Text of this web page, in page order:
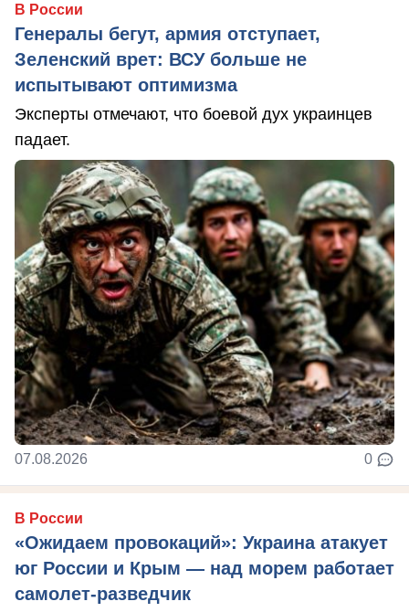
В России
Генералы бегут, армия отступает,
Зеленский врет: ВСУ больше не
испытывают оптимизма
Эксперты отмечают, что боевой дух украинцев
падает.
07.08.2026 0
В России
«Ожидаем провокаций»: Украина атакует
юг России и Крым — над морем работает
самолет-разведчик